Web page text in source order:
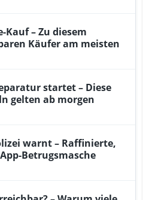
Kauf – Zu diesem
Käufer am meisten
startet – Diese
gelten ab morgen
warnt – Raffinierte,
Betrugsmasche